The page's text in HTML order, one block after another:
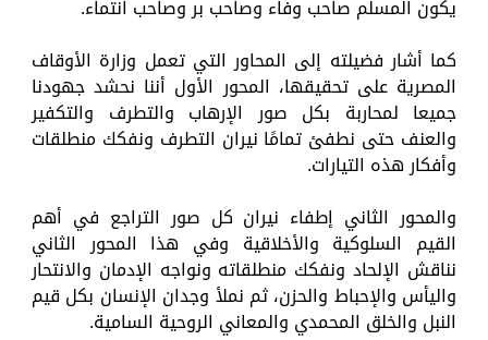
يكون المسلم صاحب وفاء وصاحب بر وصاحب انتماء.
كما أشار فضيلته إلى المحاور التي تعمل وزارة الأوقاف
المصرية على تحقيقها، المحور الأول أننا نحشد جهودنا
جميعا لمحاربة بكل صور الإرهاب والتطرف والتكفير
والعنف حتى نطفئ تمامًا نيران التطرف ونفكك منطلقات
وأفكار هذه التيارات.
والمحور الثاني إطفاء نيران كل صور التراجع في أهم
القيم السلوكية والأخلاقية وفي هذا المحور الثاني
نناقش الإلحاد ونفكك منطلقاته ونواجه الإدمان والانتحار
واليأس والإحباط والحزن، ثم نملأ وجدان الإنسان بكل قيم
النبل والخلق المحمدي والمعاني الروحية السامية.